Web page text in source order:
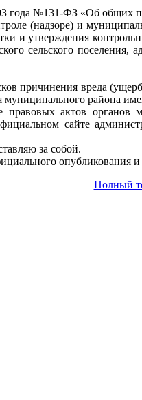
года №131-ФЗ «Об общих
(надзоре) и
и утверждения
сельского
причинения вреда
района
актов органов
сайте
за собой.
опубликования
Полный